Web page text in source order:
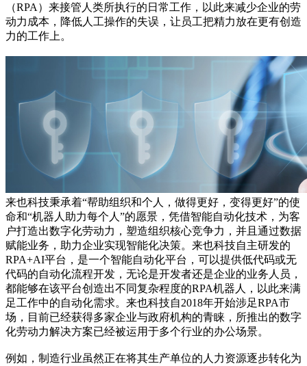
（RPA）来接管人类所执行的日常工作，以此来减少企业的劳
动力成本，降低人工操作的失误，让员工把精力放在更有创造
力的工作上。
来也科技秉承着“帮助组织和个人，做得更好，变得更好”的使
命和“机器人助力每个人”的愿景，凭借智能自动化技术，为客
户打造出数字化劳动力，塑造组织核心竞争力，并且通过数据
赋能业务，助力企业实现智能化决策。来也科技自主研发的
RPA+AI平台，是一个智能自动化平台，可以提供低代码或无
代码的自动化流程开发，无论是开发者还是企业的业务人员，
都能够在该平台创造出不同复杂程度的RPA机器人，以此来满
足工作中的自动化需求。来也科技自2018年开始涉足RPA市
场，目前已经获得多家企业与政府机构的青睐，所推出的数字
化劳动力解决方案已经被运用于多个行业的办公场景。
例如，制造行业虽然正在将其生产单位的人力资源逐步转化为